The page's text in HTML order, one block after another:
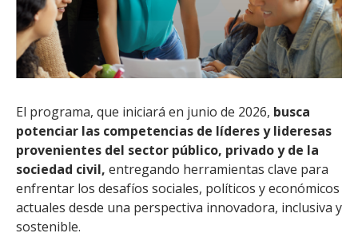
El programa, que iniciará en junio de 2026, busca
potenciar las competencias de líderes y lideresas
provenientes del sector público, privado y de la
sociedad civil, entregando herramientas clave para
enfrentar los desafíos sociales, políticos y económicos
actuales desde una perspectiva innovadora, inclusiva y
sostenible.